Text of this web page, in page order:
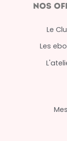
nos
Le
Les